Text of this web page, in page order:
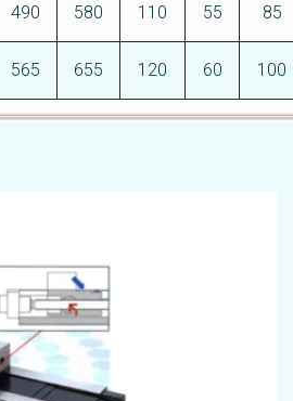
490 580 110 55 85
565 655 120 60 100